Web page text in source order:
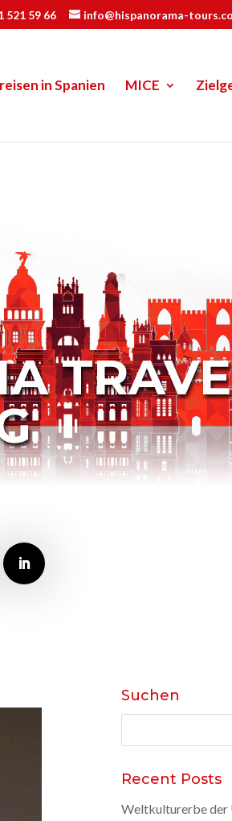
521 59 66 info@hispanorama-
in Spanien MICE
Suchen
nach:
Recent Posts
Weltkulturerbe der